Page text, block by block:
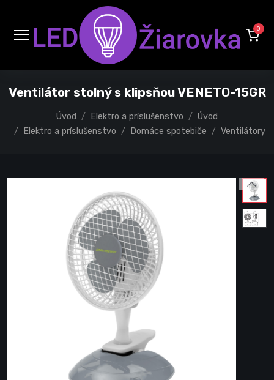
0
Ventilátor stolný s klipsňou VENETO-15GR
Úvod Elektro a príslušenstvo
Úvod
Elektro a príslušenstvo
Domáce spotebiče Ventilátory